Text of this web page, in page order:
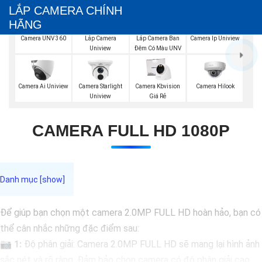
LẮP CAMERA CHÍNH
HÃNG
Camera UNV 360
Lắp Camera
Uniview
Lắp Camera Ban
Đêm Có Màu UNV
Camera Ip Uniview
Camera Ai Uniview
Camera Starlight
Uniview
Camera Kbvision
Giá Rẻ
Camera Hilook
CAMERA FULL HD 1080P
Để giúp bạn chọn một camera 2.0MP FULL HD hoàn hảo, bạn có
thể cân nhắc những đặc điểm sau:
📷 1: Độ phân giải: Camera 2.0MP FULL HD sẽ mang lại hình ảnh